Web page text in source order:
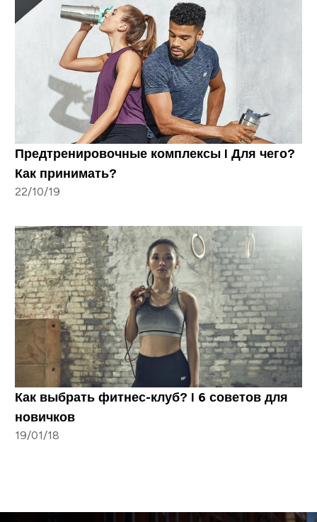
Предтренировочные комплексы I Для чего?
Как принимать?
22/10/19
Как выбрать фитнес-клуб? I 6 советов для
новичков
19/01/18